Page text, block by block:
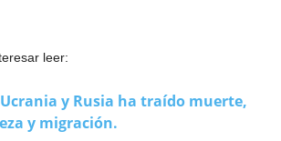
leer:
y Rusia ha traído muerte,
y migración.